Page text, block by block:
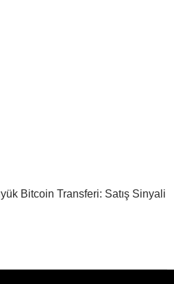
Bitcoin Transferi: Satış Sinyali